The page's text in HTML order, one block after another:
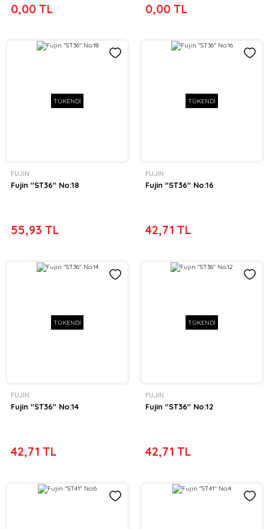
0,00 TL 0,00 TL
TÜKENDİ
FUJIN
Fujin ''ST36'' No:18
55,93 TL
TÜKENDİ
FUJIN
Fujin ''ST36'' No:16
42,71 TL
TÜKENDİ
FUJIN
Fujin ''ST36'' No:14
42,71 TL
TÜKENDİ
FUJIN
Fujin ''ST36'' No:12
42,71 TL